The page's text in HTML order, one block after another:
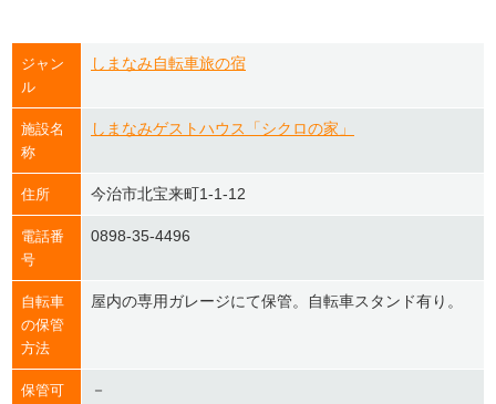
ジャン
ル
しまなみ自転車旅の宿
施設名
称
しまなみゲストハウス「シクロの家」
住所 今治市北宝来町1-1-12
電話番
号
0898-35-4496
自転車
の保管
方法
屋内の専用ガレージにて保管。自転車スタンド有り。
保管可
－